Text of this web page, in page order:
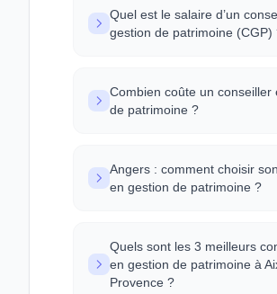
Quel est le salaire d’un
gestion de patrimoine (CGP)
Combien coûte un conseiller
de patrimoine ?
Angers : comment choisir
en gestion de patrimoine ?
Quels sont les 3 meilleurs
en gestion de patrimoine à
Provence ?